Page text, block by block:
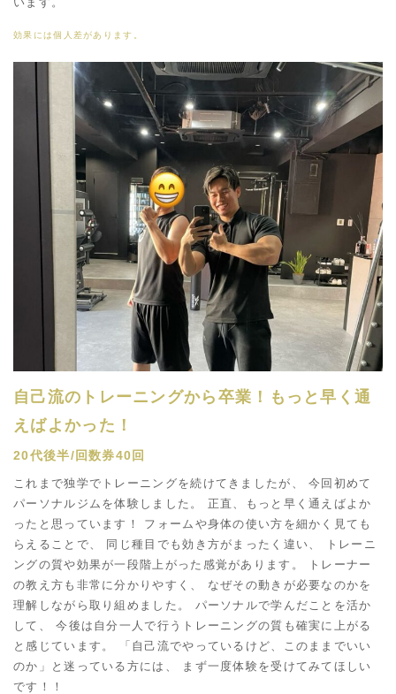
効果には個人差があります。
自己流のトレーニングから卒業！もっと早く通
えばよかった！
20代後半/回数券40回
これまで独学でトレーニングを続けてきましたが、 今回初めて
パーソナルジムを体験しました。 正直、もっと早く通えばよか
ったと思っています！ フォームや身体の使い方を細かく見ても
らえることで、 同じ種目でも効き方がまったく違い、 トレーニ
ングの質や効果が一段階上がった感覚があります。 トレーナー
の教え方も非常に分かりやすく、 なぜその動きが必要なのかを
理解しながら取り組めました。 パーソナルで学んだことを活か
して、 今後は自分一人で行うトレーニングの質も確実に上がる
と感じています。 「自己流でやっているけど、このままでいい
のか」と迷っている方には、 まず一度体験を受けてみてほしい
です！！